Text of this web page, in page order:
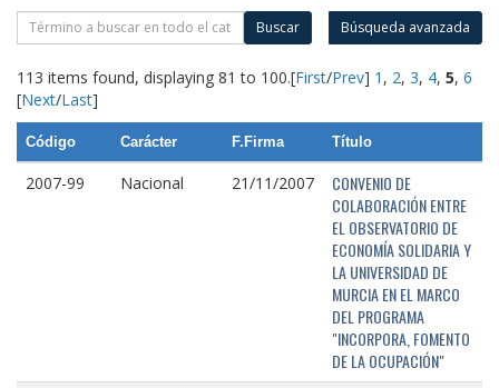
Buscar Búsqueda avanzada
113 items found, displaying 81 to 100.[First/Prev] 1 , 2, 3, 4, 5, 6
[Next/Last]
Código Carácter F.Firma Título
2007-99 Nacional 21/11/2007
CONVENIO DE
COLABORACIÓN ENTRE
EL OBSERVATORIO DE
ECONOMÍA SOLIDARIA Y
LA UNIVERSIDAD DE
MURCIA EN EL MARCO
DEL PROGRAMA
"INCORPORA, FOMENTO
DE LA OCUPACIÓN"